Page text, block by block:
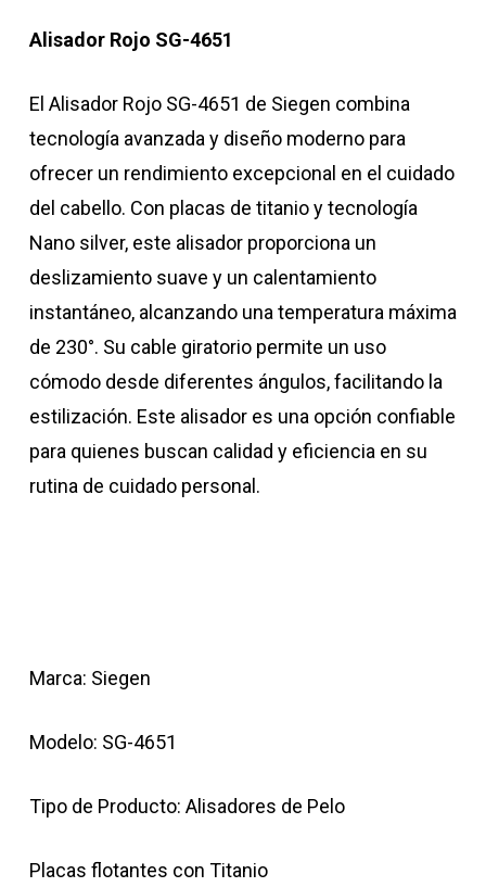
Alisador Rojo SG-4651
El Alisador Rojo SG-4651 de Siegen combina
tecnología avanzada y diseño moderno para
ofrecer un rendimiento excepcional en el cuidado
del cabello. Con placas de titanio y tecnología
Nano silver, este alisador proporciona un
deslizamiento suave y un calentamiento
instantáneo, alcanzando una temperatura máxima
de 230°. Su cable giratorio permite un uso
cómodo desde diferentes ángulos, facilitando la
estilización. Este alisador es una opción confiable
para quienes buscan calidad y eficiencia en su
rutina de cuidado personal.
Marca: Siegen
Modelo: SG-4651
Tipo de Producto: Alisadores de Pelo
Placas flotantes con Titanio